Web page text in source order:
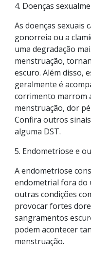
4. Doenças
As doenças sexuais
gonorreia ou a
uma degradação
menstruação,
escuro. Além disso,
geralmente é
corrimento marrom
menstruação, dor
Confira outros
alguma DST.
5. Endometriose e
A endometriose
endometrial fora do
outras condições
provocar fortes
sangramentos
podem acontecer
menstruação.